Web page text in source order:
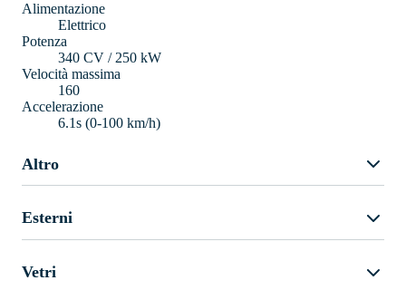
Alimentazione
Elettrico
Potenza
340 CV / 250 kW
Velocità massima
160
Accelerazione
6.1s (0-100 km/h)
Altro
Esterni
Vetri